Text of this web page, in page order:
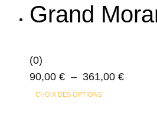
Grand
(0)
90,00 € – 361,00 €Plage
CHOIX DES OPTIONSCe